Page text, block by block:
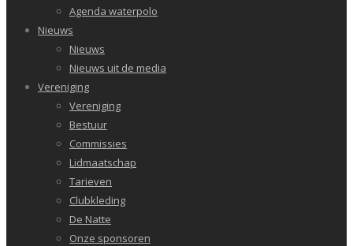
Agenda waterpolo
Nieuws
Nieuws
Nieuws uit de media
Vereniging
Vereniging
Bestuur
Commissies
Lidmaatschap
Tarieven
Clubkleding
De Natte
Onze sponsoren